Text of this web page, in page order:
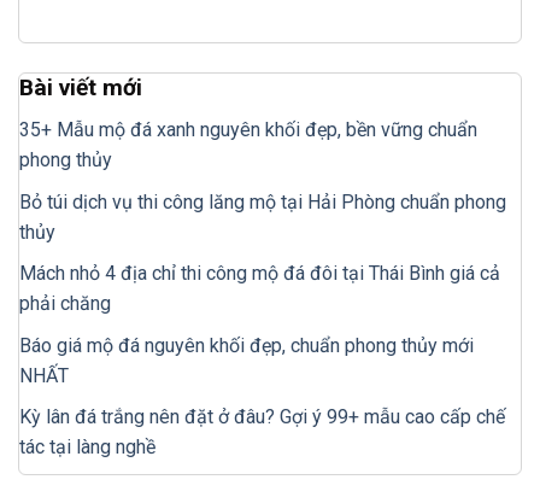
Bài viết mới
35+ Mẫu mộ đá xanh nguyên khối đẹp, bền vững chuẩn
phong thủy
Bỏ túi dịch vụ thi công lăng mộ tại Hải Phòng chuẩn phong
thủy
Mách nhỏ 4 địa chỉ thi công mộ đá đôi tại Thái Bình giá cả
phải chăng
Báo giá mộ đá nguyên khối đẹp, chuẩn phong thủy mới
NHẤT
Kỳ lân đá trắng nên đặt ở đâu? Gợi ý 99+ mẫu cao cấp chế
tác tại làng nghề